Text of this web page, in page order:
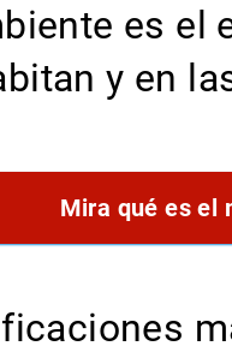
es el
y en
Mira qué es el